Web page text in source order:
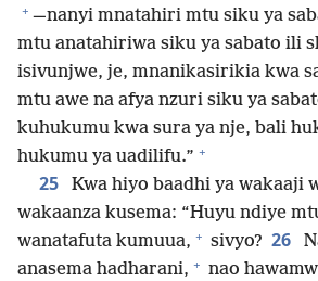
+ ⁠—​nanyi mnatahiri mtu siku ya
mtu anatahiriwa siku ya sabato ili
isivunjwe, je, mnanikasirikia kwa
mtu awe na afya nzuri siku ya
kuhukumu kwa sura ya nje, bali
hukumu ya uadilifu.” +
25
Kwa hiyo baadhi ya wakaaji
wakaanza kusema: “Huyu ndiye
wanatafuta kumuua, + sivyo? 26
anasema hadharani, + nao